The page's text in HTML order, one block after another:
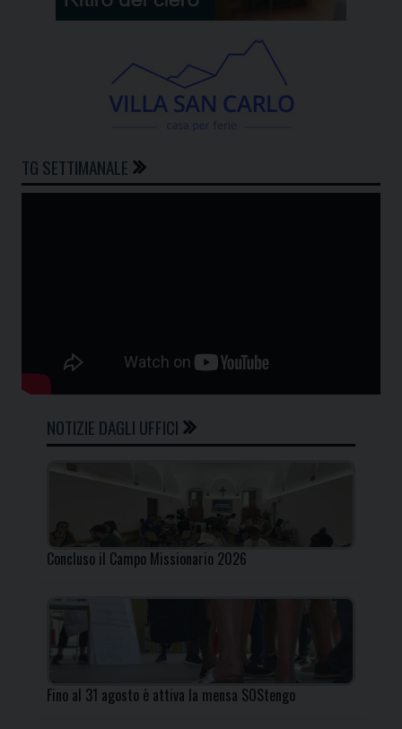
TG SETTIMANALE
NOTIZIE DAGLI UFFICI
Concluso il Campo Missionario 2026
Fino al 31 agosto è attiva la mensa SOStengo